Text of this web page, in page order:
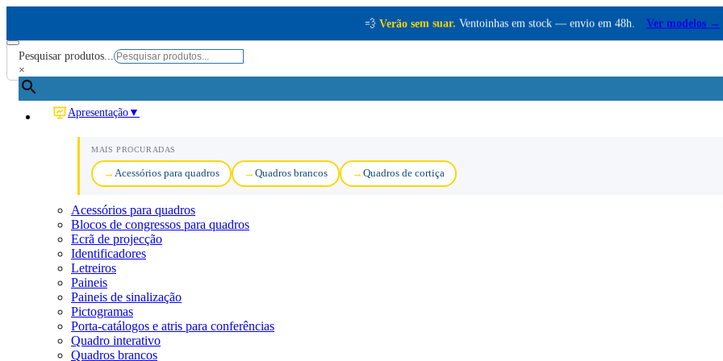
💨 Verão sem suar. Ventoinhas em stock — envio em 48h. Ver modelos →
Pesquisar produtos...
×
Apresentação ▼
MAIS PROCURADAS
Acessórios para quadros Quadros brancos Quadros de cortiça
Acessórios para quadros
Blocos de congressos para quadros
Ecrã de projecção
Identificadores
Letreiros
Paineis
Paineis de sinalização
Pictogramas
Porta-catálogos e atris para conferências
Quadro interativo
Quadros brancos